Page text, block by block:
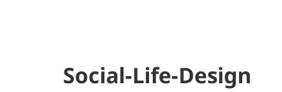
Social-Life-Design